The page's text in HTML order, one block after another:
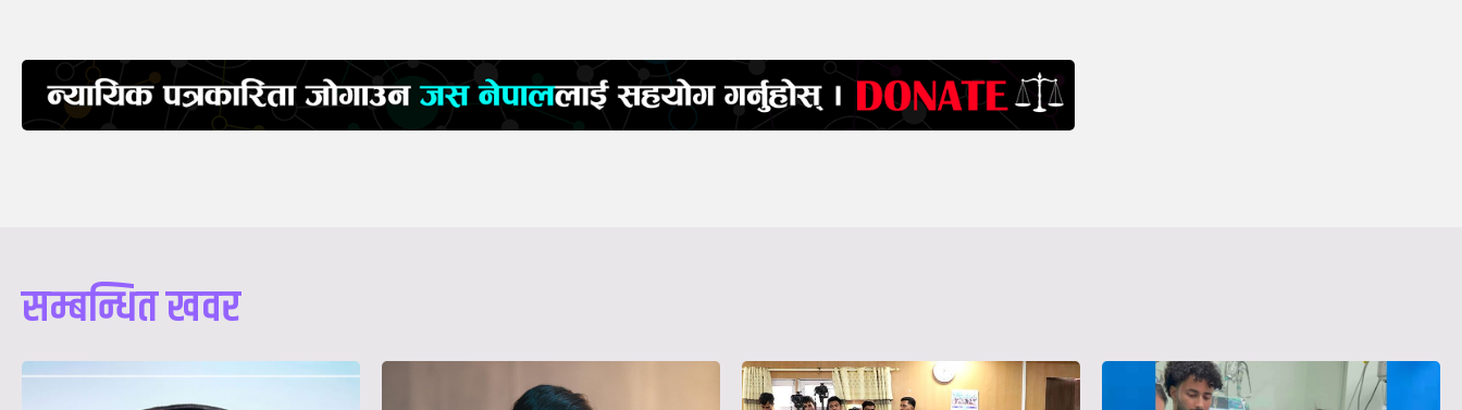
सम्बन्धित खवर